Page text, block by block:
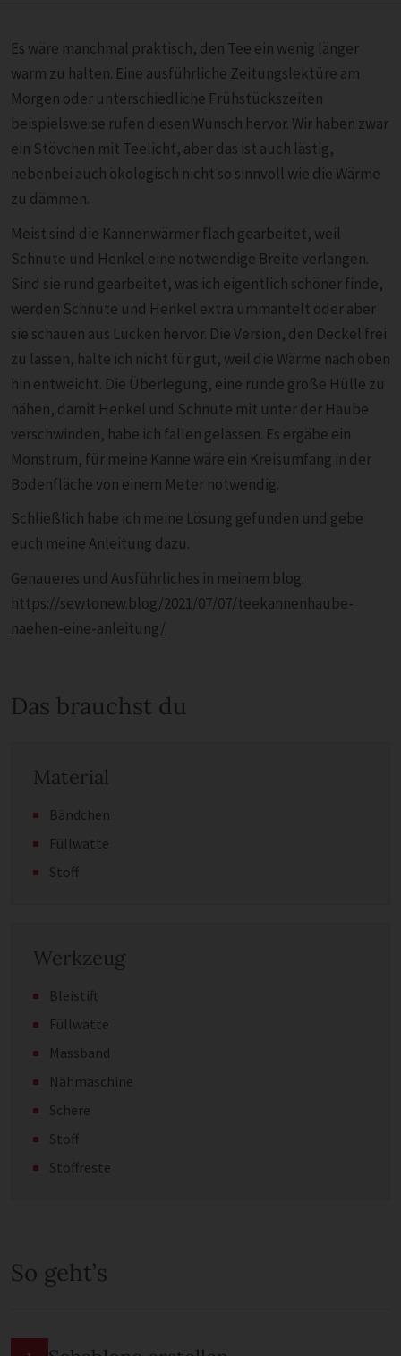
Es wäre manchmal praktisch, den Tee ein wenig länger
warm zu halten. Eine ausführliche Zeitungslektüre am
Morgen oder unterschiedliche Frühstückszeiten
beispielsweise rufen diesen Wunsch hervor. Wir haben zwar
ein Stövchen mit Teelicht, aber das ist auch lästig,
nebenbei auch ökologisch nicht so sinnvoll wie die Wärme
zu dämmen.
Meist sind die Kannenwärmer flach gearbeitet, weil
Schnute und Henkel eine notwendige Breite verlangen.
Sind sie rund gearbeitet, was ich eigentlich schöner finde,
werden Schnute und Henkel extra ummantelt oder aber
sie schauen aus Lücken hervor. Die Version, den Deckel frei
zu lassen, halte ich nicht für gut, weil die Wärme nach oben
hin entweicht. Die Überlegung, eine runde große Hülle zu
nähen, damit Henkel und Schnute mit unter der Haube
verschwinden, habe ich fallen gelassen. Es ergäbe ein
Monstrum, für meine Kanne wäre ein Kreisumfang in der
Bodenfläche von einem Meter notwendig.
Schließlich habe ich meine Lösung gefunden und gebe
euch meine Anleitung dazu.
Genaueres und Ausführliches in meinem blog:
https://sewtonew.blog/2021/07/07/teekannenhaube-
naehen-eine-anleitung/
Das brauchst du
Material
Bändchen
Füllwatte
Stoff
Werkzeug
Bleistift
Füllwatte
Massband
Nähmaschine
Schere
Stoff
Stoffreste
So geht’s